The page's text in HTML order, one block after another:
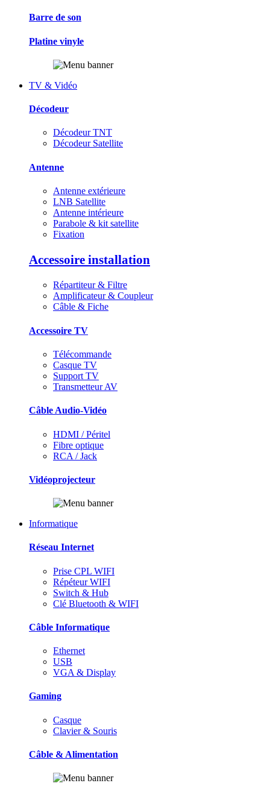
Barre de son
Platine vinyle
TV & Vidéo
Décodeur
Décodeur TNT
Décodeur Satellite
Antenne
Antenne extérieure
LNB Satellite
Antenne intérieure
Parabole & kit satellite
Fixation
Accessoire installation
Répartiteur & Filtre
Amplificateur & Coupleur
Câble & Fiche
Accessoire TV
Télécommande
Casque TV
Support TV
Transmetteur AV
Câble Audio-Vidéo
HDMI / Péritel
Fibre optique
RCA / Jack
Vidéoprojecteur
Informatique
Réseau Internet
Prise CPL WIFI
Répéteur WIFI
Switch & Hub
Clé Bluetooth & WIFI
Câble Informatique
Ethernet
USB
VGA & Display
Gaming
Casque
Clavier & Souris
Câble & Alimentation